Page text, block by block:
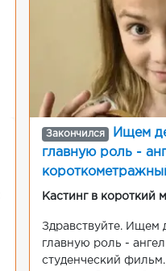
Закончился
Ищем
главную роль -
фильм.
Кастинг в короткий
Здравствуйте. Ищем
главную роль -
студенческий